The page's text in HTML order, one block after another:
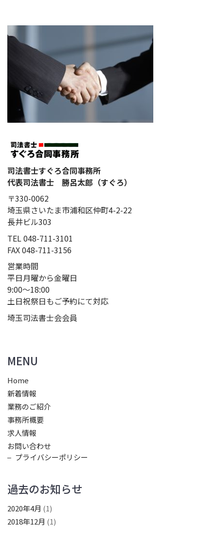
司法書士すぐろ合同事務所
代表司法書士 勝呂太郎（すぐろ）
〒330-0062
埼玉県さいたま市浦和区仲町4-2-22
長井ビル303
TEL 048-711-3101
FAX 048-711-3156
営業時間
平日月曜から金曜日
9:00～18:00
土日祝祭日もご予約にて対応
埼玉司法書士会会員
MENU
Home
新着情報
業務のご紹介
事務所概要
求人情報
お問い合わせ
プライバシーポリシー
過去のお知らせ
2020年4月 (1)
2018年12月 (1)